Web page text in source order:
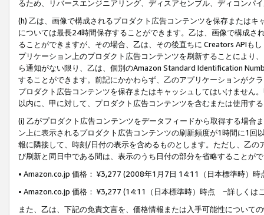
るため、リバースエンジニアリング、ディスアセンブル、ディコンパ
(h) 乙は、画像で構成されるプロダクト広告コンテンツを保存または
については最長24時間保存することができます。乙は、画像で構成
ることができますが、その場合、乙は、その後直ちに Creators APIも
プリケーション上のプロダクト広告コンテンツを刷新することにより
ら通知がない限り、乙は、個別のAmazon Standard Identification
することができます。前記にかかわらず、乙のアプリケーションがク
プロダクト広告コンテンツを保存またはキャッシュしてはいけません
以内に、甲に対して、プロダクト広告コンテンツを含むまたは使用す
(i) 乙がプロダクト広告コンテンツをデータフィードから取得する場合
ン上に表示されるプロダクト広告コンテンツの刷新頻度が1時間に1
報に隣接して、時刻/日付の表示を含めるものとします。ただし、乙
び刷新と同日中である間は、表示のうち日付の部分を省略することが
• Amazon.co.jp 価格： ¥3,277 (2008年1月7日 14:11（日本標準時）
• Amazon.co.jp 価格： ¥3,277 (14:11（日本標準時）時点 −詳しくは
また、乙は、下記の免責文言を、価格情報または入手可能性について